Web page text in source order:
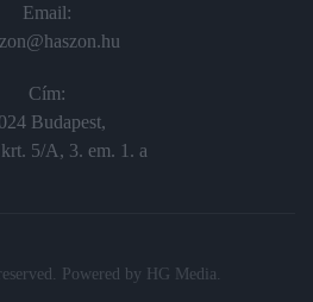
Email:
Cím:
Budapest,
5/A, 3. em. 1. a
Powered by HG Media